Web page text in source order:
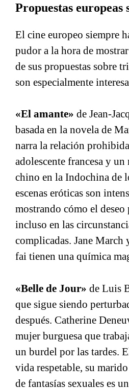
Propuestas europeas
El cine europeo siempre
pudor a la hora de
de sus propuestas sobre
son especialmente
«El amante» de Jean-
basada en la novela de
narra la relación
adolescente francesa y
chino en la Indochina de
escenas eróticas son
mostrando cómo el
incluso en las
complicadas. Jane
fai tienen una química
«Belle de Jour» de Luis
que sigue siendo
después. Catherine
mujer burguesa que
un burdel por las tardes.
vida respetable, su
de fantasías sexuales es